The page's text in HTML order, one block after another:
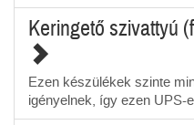
Keringető szivattyú
Ezen készülékek szinte
igényelnek, így ezen UPS-